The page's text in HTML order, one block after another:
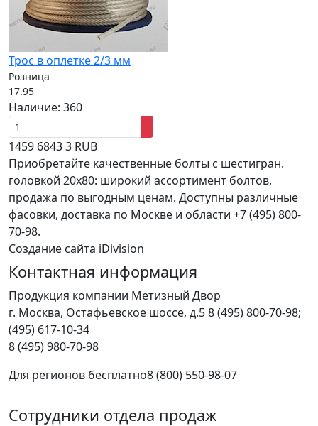
Трос в оплетке 2/3 мм
Розница
17.95
Наличие: 360
1459 68433 RUB
Приобретайте качественные болты с шестигран.
головкой 20x80: широкий ассортимент болтов,
продажа по выгодным ценам. Доступны различные
фасовки, доставка по Москве и области +7 (495) 800-
70-98.
Создание сайта iDivision
Контактная информация
Продукция компании Метизный Двор
г. Москва, Остафьевское шоссе, д.58 (495) 800-70-98;
(495) 617-10-34
8 (495) 980-70-98
Для регионов бесплатно8 (800) 550-98-07
Сотрудники отдела продаж